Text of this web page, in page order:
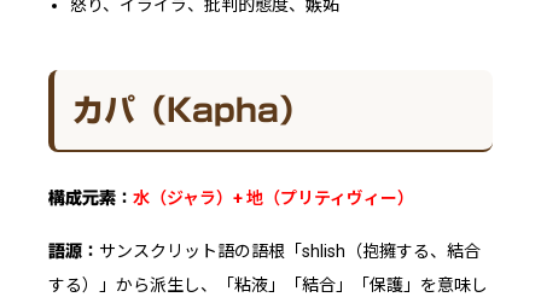
怒り、イライラ、批判的態度、嫉妬
カパ（Kapha）
構成元素： 水（ジャラ）+ 地（プリティヴィー）
語源： サンスクリット語の語根「shlish（抱擁する、結合
する）」から派生し、「粘液」「結合」「保護」を意味し